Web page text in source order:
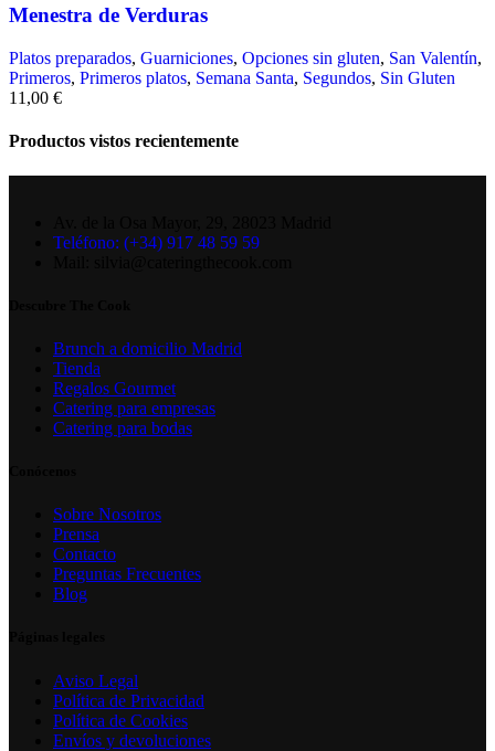
Menestra de Verduras
Platos preparados, Guarniciones, Opciones sin gluten, San Valentín,
Primeros, Primeros platos, Semana Santa, Segundos, Sin Gluten
11,00 €
Productos vistos recientemente
Teléfono: (+34) 917 48 59 59
Brunch a domicilio Madrid
Tienda
Regalos Gourmet
Catering para empresas
Catering para bodas
Sobre Nosotros
Prensa
Contacto
Preguntas Frecuentes
Blog
Aviso Legal
Política de Privacidad
Política de Cookies
Envíos y devoluciones